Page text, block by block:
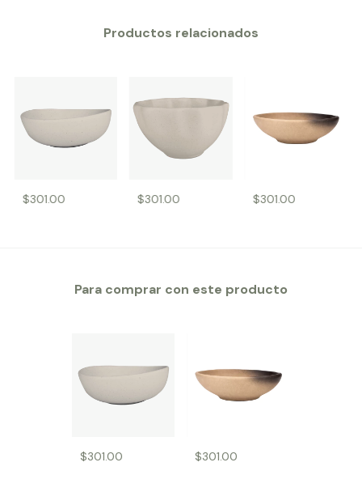
Productos relacionados
$301.00 $301.00 $301.00
Para comprar con este producto
$301.00 $301.00